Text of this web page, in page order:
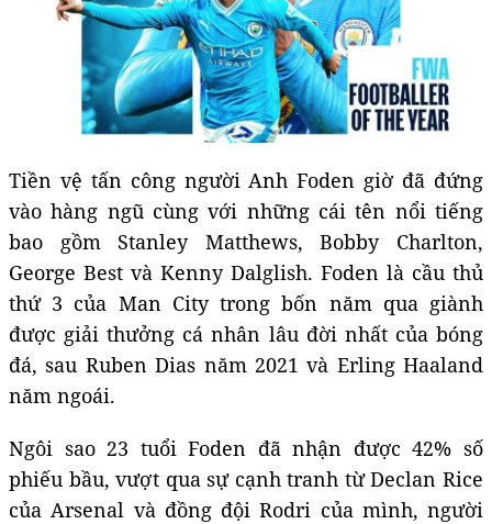
Tiền vệ tấn công người Anh Foden giờ đã đứng
vào hàng ngũ cùng với những cái tên nổi tiếng
bao gồm Stanley Matthews, Bobby Charlton,
George Best và Kenny Dalglish. Foden là cầu thủ
thứ 3 của Man City trong bốn năm qua giành
được giải thưởng cá nhân lâu đời nhất của bóng
đá, sau Ruben Dias năm 2021 và Erling Haaland
năm ngoái.
Ngôi sao 23 tuổi Foden đã nhận được 42% số
phiếu bầu, vượt qua sự cạnh tranh từ Declan Rice
của Arsenal và đồng đội Rodri của mình, người